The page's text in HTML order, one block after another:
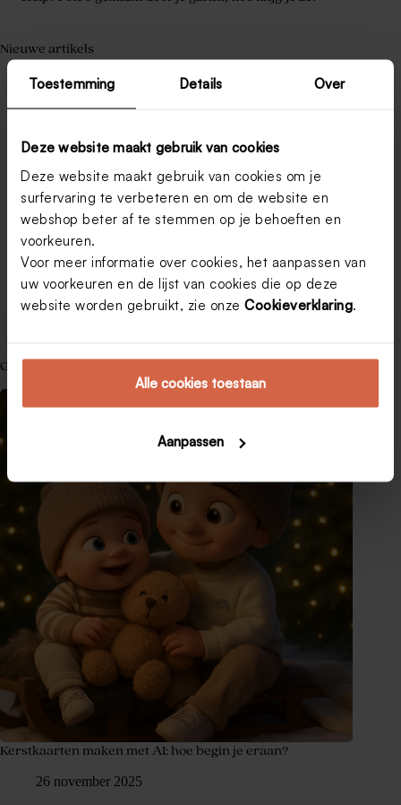
Toestemming Details Over
Deze website maakt gebruik van cookies
Deze website maakt gebruik van cookies om je
surfervaring te verbeteren en om de website en
webshop beter af te stemmen op je behoeften en
voorkeuren.
Voor meer informatie over cookies, het aanpassen van
uw voorkeuren en de lijst van cookies die op deze
website worden gebruikt, zie onze Cookieverklaring.
Alle cookies toestaan
Aanpassen
Nieuwe artikels
Huwelijkswensen: de mooiste teksten om het bruidspaar te
Wat is een leuke tekst voor op de bedankjes van je
Hoe bedank ik de ceremoniemeester?
droomt
Communie trends 2026: trendy communiekaartjes
Geboortekaartjes maken: de ultieme gids
Tips voor een prachtige communiefoto
Trouwkaarten versturen: waar moet je aan denken?
Valentijn cadeaus: 5 originele ideeën!
Gerelateerde berichten
Kerstkaarten maken met AI: hoe begin je eraan?
26 november 2025